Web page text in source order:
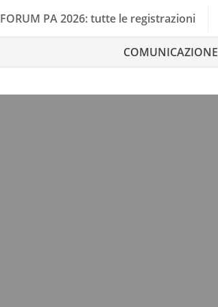
FORUM PA 2026: tutte le registrazioni
COMUNICAZIONE